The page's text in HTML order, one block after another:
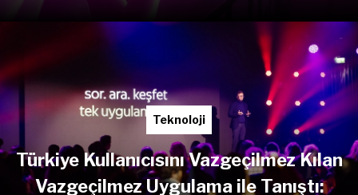
Teknoloji
Türkiye Kullanıcısını Vazgeçilmez Kılan
Vazgeçilmez Uygulama ile Tanıştı: